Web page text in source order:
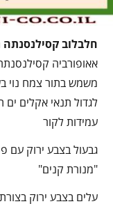
חלבלוב קסילנסנתה
אאופורביה
משמש בתור צמח נוי
לגדול תנאי אקלים ים
עמידות לקור
גבעול בצבע ירוק עם
"מנורת קנים"
עלים בצבע ירוק